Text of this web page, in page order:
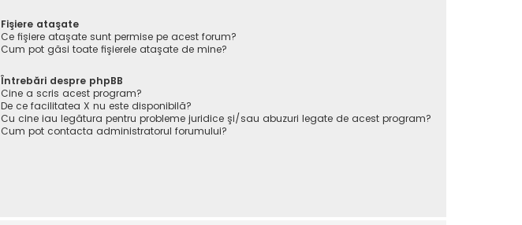
Fişiere ataşate
Ce fişiere ataşate sunt permise pe acest forum?
Cum pot găsi toate fişierele ataşate de mine?
Întrebări despre phpBB
Cine a scris acest program?
De ce facilitatea X nu este disponibilă?
Cu cine iau legătura pentru probleme juridice şi/sau abuzuri legate de acest program?
Cum pot contacta administratorul forumului?